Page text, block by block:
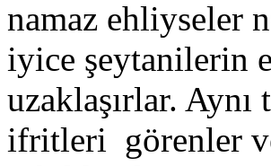
namaz ehliyseler
iyice şeytanilerin
uzaklaşırlar.
ifritleri görenler